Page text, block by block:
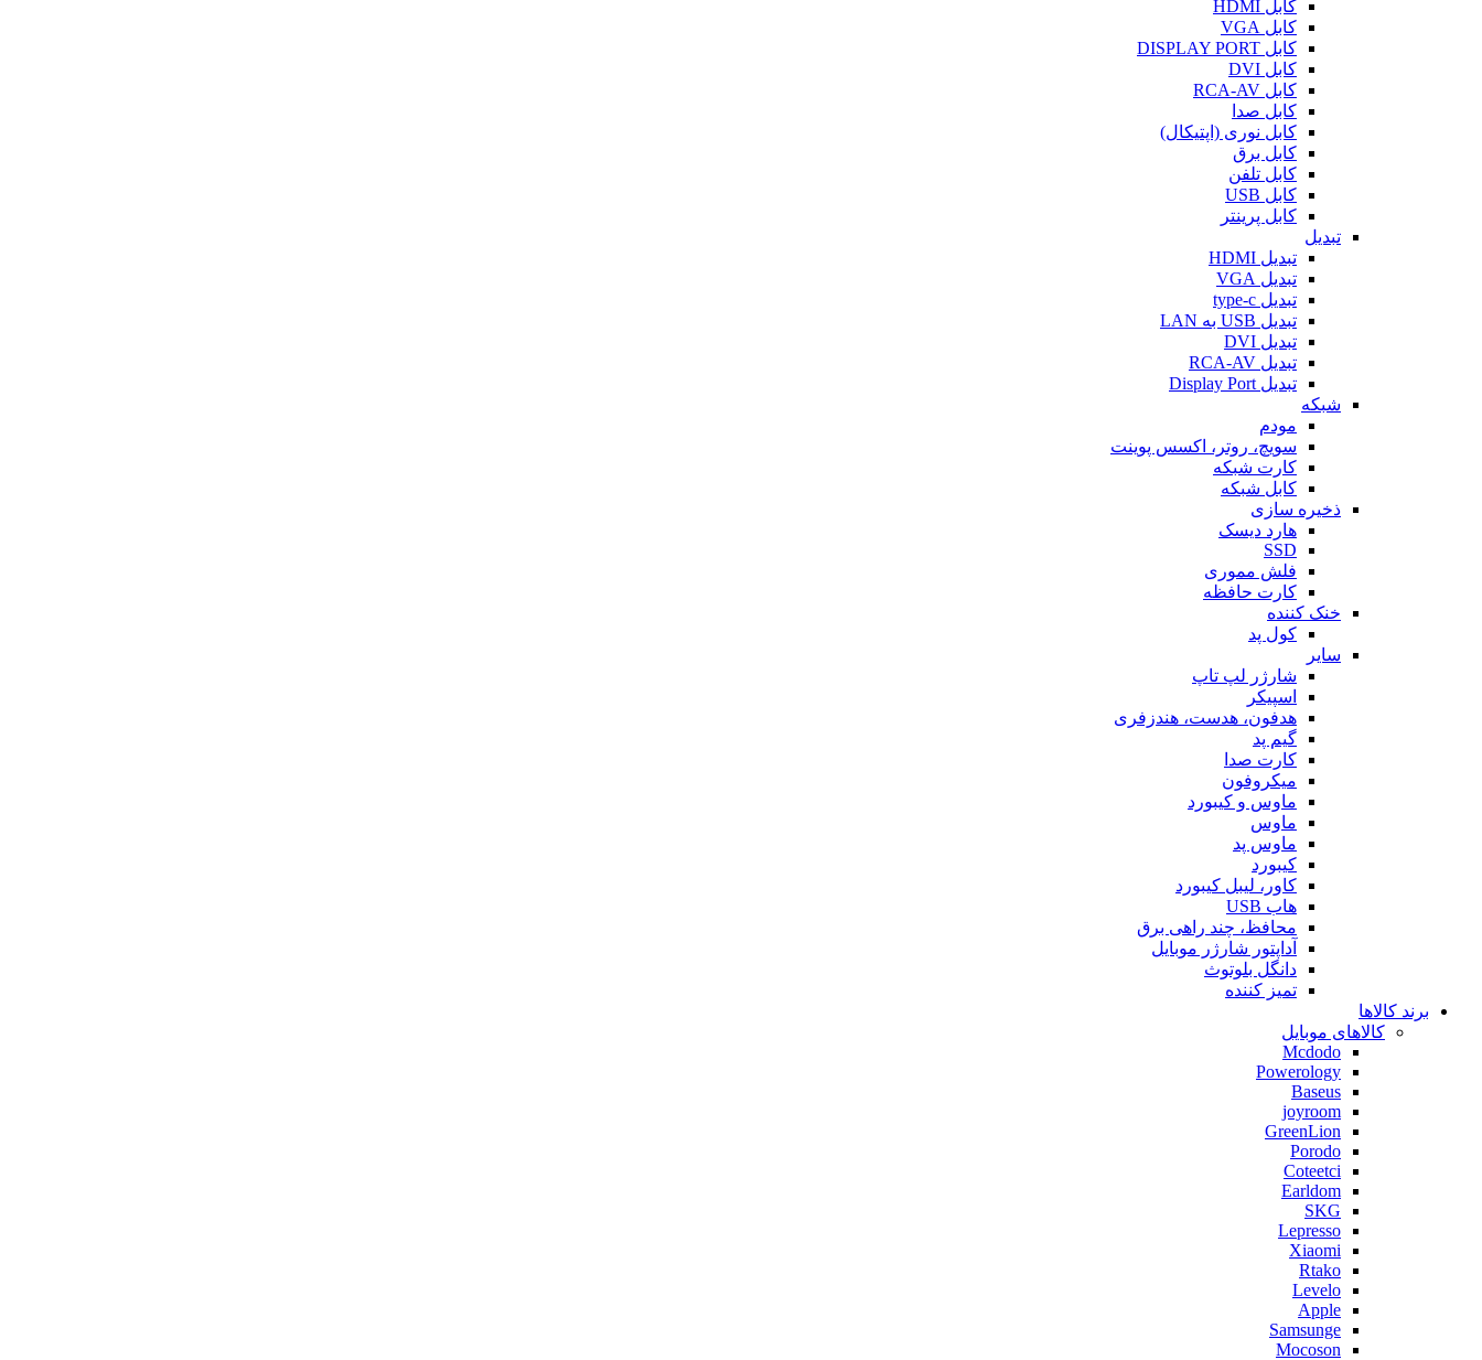
کابل HDMI
کابل VGA
کابل DISPLAY PORT
کابل DVI
کابل RCA-AV
کابل صدا
کابل نوری (اپتیکال)
کابل برق
کابل تلفن
کابل USB
کابل پرینتر
تبدیل
تبدیل HDMI
تبدیل VGA
تبدیل type-c
تبدیل USB به LAN
تبدیل DVI
تبدیل RCA-AV
تبدیل Display Port
شبکه
مودم
سویچ، روتر، اکسس پوینت
کارت شبکه
کابل شبکه
ذخیره سازی
هارد دیسک
SSD
فلش مموری
کارت حافظه
خنک کننده
کول پد
سایر
شارژر لپ تاپ
اسپیکر
هدفون، هدست، هندزفری
گیم پد
کارت صدا
میکروفون
ماوس و کیبورد
ماوس
ماوس پد
کیبورد
کاور، لیبل کیبورد
هاب USB
محافظ، چند راهی برق
آداپتور شارژر موبایل
دانگل بلوتوث
تمیز کننده
برند کالاها
کالاهای موبایل
Mcdodo
Powerology
Baseus
joyroom
GreenLion
Porodo
Coteetci
Earldom
SKG
Lepresso
Xiaomi
Rtako
Levelo
Apple
Samsunge
Mocoson